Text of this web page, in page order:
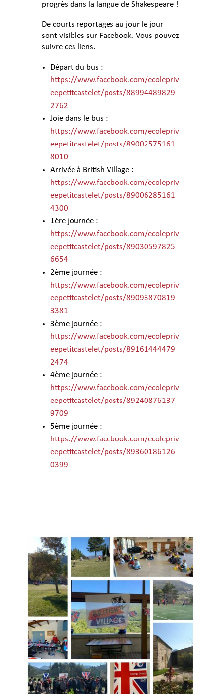
progrès dans la langue de Shakespeare !
De courts reportages au jour le jour
sont visibles sur Facebook. Vous pouvez
suivre ces liens.
Départ du bus :
https://www.facebook.com/ecolepriv
eepetitcastelet/posts/88994489829
2762
Joie dans le bus :
https://www.facebook.com/ecolepriv
eepetitcastelet/posts/89002575161
8010
Arrivée à British Village :
https://www.facebook.com/ecolepriv
eepetitcastelet/posts/89006285161
4300
1ère journée :
https://www.facebook.com/ecolepriv
eepetitcastelet/posts/89030597825
6654
2ème journée :
https://www.facebook.com/ecolepriv
eepetitcastelet/posts/89093870819
3381
3ème journée :
https://www.facebook.com/ecolepriv
eepetitcastelet/posts/89161444479
2474
4ème journée :
https://www.facebook.com/ecolepriv
eepetitcastelet/posts/89240876137
9709
5ème journée :
https://www.facebook.com/ecolepriv
eepetitcastelet/posts/89360186126
0399